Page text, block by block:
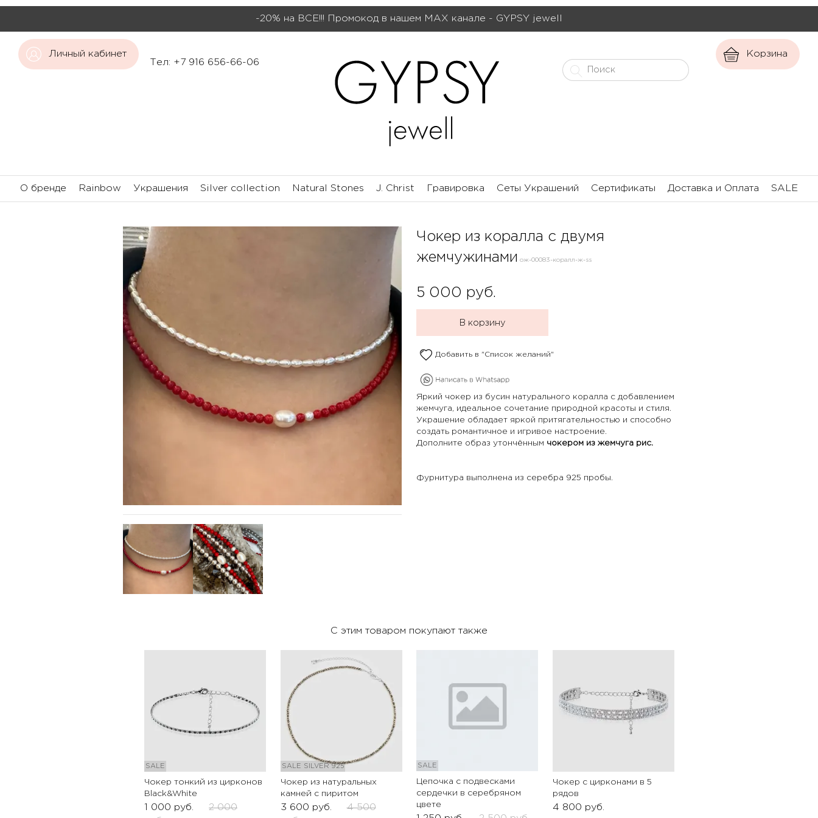
-20% на ВСЕ!!! Промокод в нашем МАХ канале - GYPSY jewell
Тел: +7 916 656-66-06
Корзина
О бренде Rainbow Украшения Silver collection Natural Stones J. Christ Гравировка Сеты Украшений Сертификаты Доставка и Оплата SALE
Чокер из коралла с двумя
жемчужинами ож-00083-коралл-ж-ss
5 000 руб.
В корзину
Добавить в "Список желаний"
Яркий чокер из бусин натурального коралла с добавлением
жемчуга, идеальное сочетание природной красоты и стиля.
Украшение обладает яркой притягательностью и способно
создать романтичное и игривое настроение.
Дополните образ утончённым чокером из жемчуга рис.
Фурнитура выполнена из серебра 925 пробы.
С этим товаром покупают также
SALE
Чокер тонкий из цирконов
Black&White
1 000 руб.
2 000
SALE SILVER 925
Чокер из натуральных
камней с пиритом
3 600 руб.
4 500
SALE
Цепочка с подвесками
сердечки в серебряном
цвете
Чокер с цирконами в 5
рядов
4 800 руб.
Личный кабинет